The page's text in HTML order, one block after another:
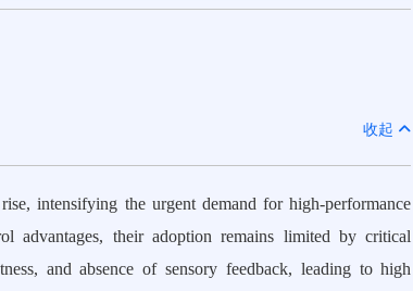
收起
intensifying the urgent demand for high-performance
advantages, their adoption remains limited by critical
and absence of sensory feedback, leading to high